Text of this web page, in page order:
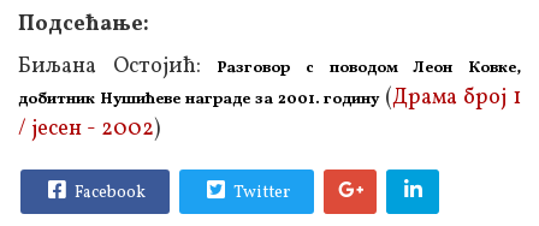
Подсећање:
Биљана Остојић:
Разговор с поводом Леон Ковке,
добитник Нушићеве награде за 2001. годину(Драма број 1
/ јесен - 2002)
Facebook Twitter